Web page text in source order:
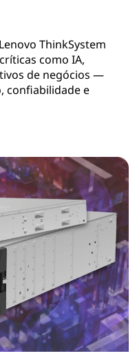
ThinkSystem
como IA,
de negócios —
confiabilidade e